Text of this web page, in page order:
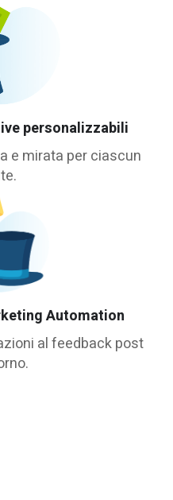
personalizzabili
e mirata per ciascun
Automation
al feedback post